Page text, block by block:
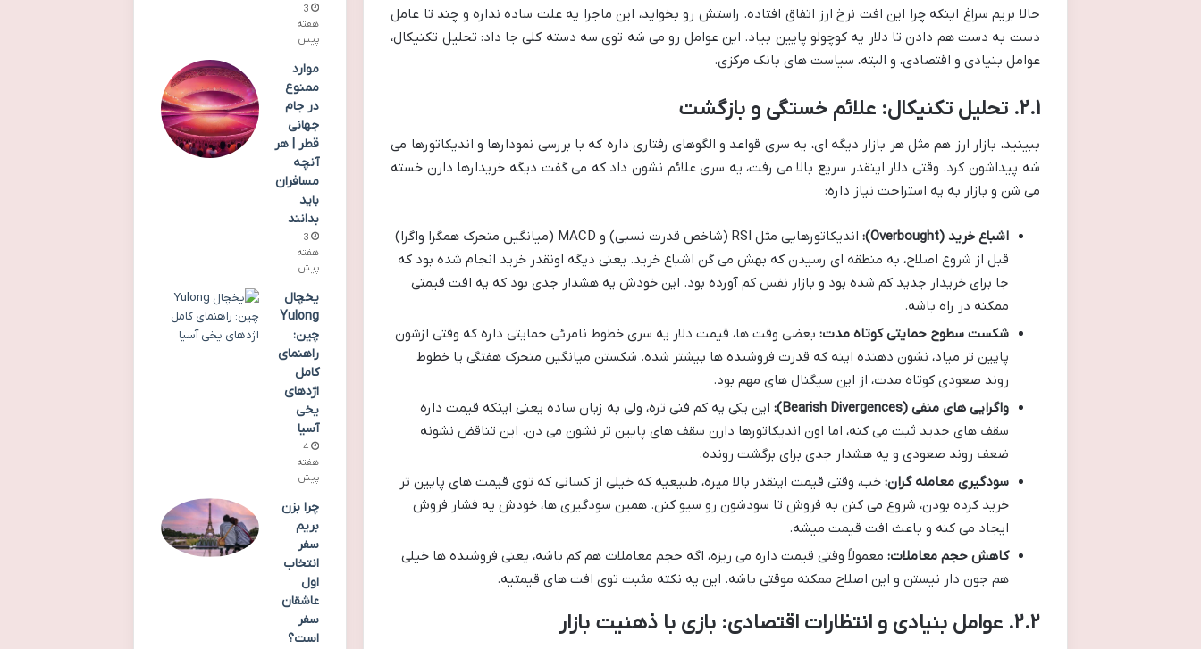
حالا بریم سراغ اینکه چرا این افت نرخ ارز اتفاق افتاده. راستش رو بخواید، این ماجرا یه علت ساده نداره و چند تا عامل
دست به دست هم دادن تا دلار یه کوچولو پایین بیاد. این عوامل رو می شه توی سه دسته کلی جا داد: تحلیل تکنیکال،
عوامل بنیادی و اقتصادی، و البته، سیاست های بانک مرکزی.
۲.۱. تحلیل تکنیکال: علائم خستگی و بازگشت
ببینید، بازار ارز هم مثل هر بازار دیگه ای، یه سری قواعد و الگوهای رفتاری داره که با بررسی نمودارها و اندیکاتورها می
شه پیداشون کرد. وقتی دلار اینقدر سریع بالا می رفت، یه سری علائم نشون داد که می گفت دیگه خریدارها دارن خسته
می شن و بازار به یه استراحت نیاز داره:
اشباع خرید (Overbought):
اندیکاتورهایی مثل RSI (شاخص قدرت نسبی) و MACD (میانگین متحرک همگرا واگرا)
قبل از شروع اصلاح، به منطقه ای رسیدن که بهش می گن اشباع خرید. یعنی دیگه اونقدر خرید انجام شده بود که
جا برای خریدار جدید کم شده بود و بازار نفس کم آورده بود. این خودش یه هشدار جدی بود که یه افت قیمتی
ممکنه در راه باشه.
شکست سطوح حمایتی کوتاه مدت: بعضی وقت ها، قیمت دلار یه سری خطوط نامرئی حمایتی داره که وقتی ازشون
پایین تر میاد، نشون دهنده اینه که قدرت فروشنده ها بیشتر شده. شکستن میانگین متحرک هفتگی یا خطوط
روند صعودی کوتاه مدت، از این سیگنال های مهم بود.
واگرایی های منفی (Bearish Divergences):
این یکی یه کم فنی تره، ولی به زبان ساده یعنی اینکه قیمت داره
سقف های جدید ثبت می کنه، اما اون اندیکاتورها دارن سقف های پایین تر نشون می دن. این تناقض نشونه
ضعف روند صعودی و یه هشدار جدی برای برگشت رونده.
سودگیری معامله گران: خب، وقتی قیمت اینقدر بالا میره، طبیعیه که خیلی از کسانی که توی قیمت های پایین تر
خرید کرده بودن، شروع می کنن به فروش تا سودشون رو سیو کنن. همین سودگیری ها، خودش یه فشار فروش
ایجاد می کنه و باعث افت قیمت میشه.
کاهش حجم معاملات: معمولاً وقتی قیمت داره می ریزه، اگه حجم معاملات هم کم باشه، یعنی فروشنده ها خیلی
هم جون دار نیستن و این اصلاح ممکنه موقتی باشه. این یه نکته مثبت توی افت های قیمتیه.
۲.۲. عوامل بنیادی و انتظارات اقتصادی: بازی با ذهنیت بازار
3
هفته
پیش
موارد
ممنوع
در جام
جهانی
قطر | هر
آنچه
مسافران
باید
بدانند
3
هفته
پیش
یخچال
Yulong
چین:
راهنمای
کامل
اژدهای
یخی
آسیا
4
هفته
پیش
چرا بزن
بریم
سفر
انتخاب
اول
عاشقان
سفر
است؟